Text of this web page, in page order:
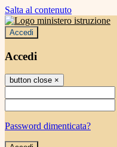
Salta al contenuto
Accedi
Accedi
button close ×
Password dimenticata?